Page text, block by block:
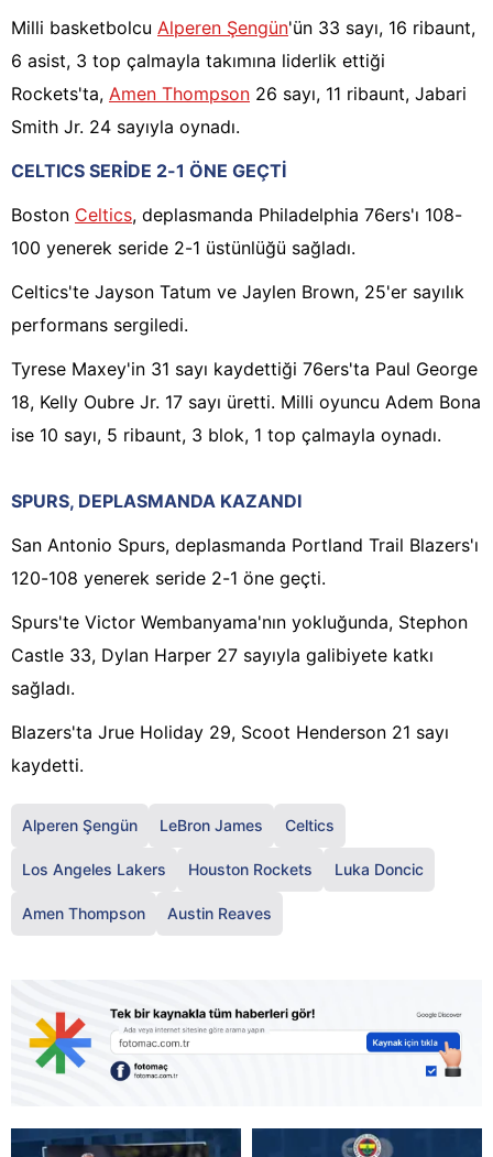
Milli basketbolcu Alperen Şengün'ün 33 sayı, 16 ribaunt,
6 asist, 3 top çalmayla takımına liderlik ettiği
Rockets'ta, Amen Thompson 26 sayı, 11 ribaunt, Jabari
Smith Jr. 24 sayıyla oynadı.
CELTICS SERİDE 2-1 ÖNE GEÇTİ
Boston Celtics, deplasmanda Philadelphia 76ers'ı 108-
100 yenerek seride 2-1 üstünlüğü sağladı.
Celtics'te Jayson Tatum ve Jaylen Brown, 25'er sayılık
performans sergiledi.
Tyrese Maxey'in 31 sayı kaydettiği 76ers'ta Paul George
18, Kelly Oubre Jr. 17 sayı üretti. Milli oyuncu Adem Bona
ise 10 sayı, 5 ribaunt, 3 blok, 1 top çalmayla oynadı.
SPURS, DEPLASMANDA KAZANDI
San Antonio Spurs, deplasmanda Portland Trail Blazers'ı
120-108 yenerek seride 2-1 öne geçti.
Spurs'te Victor Wembanyama'nın yokluğunda, Stephon
Castle 33, Dylan Harper 27 sayıyla galibiyete katkı
sağladı.
Blazers'ta Jrue Holiday 29, Scoot Henderson 21 sayı
kaydetti.
Alperen Şengün LeBron James Celtics
Los Angeles Lakers Houston Rockets Luka Doncic
Amen Thompson Austin Reaves